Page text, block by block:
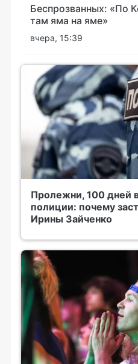
Беспрозванных: «По
там яма на яме»
вчера, 15:39
Пролежни, 100 дней
полиции: почему
Ирины Зайченко